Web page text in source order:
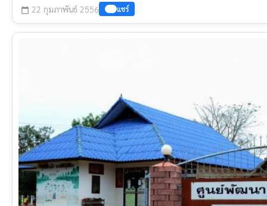
calendar_today 22 กุมภาพันธ์ 2556 แชร์